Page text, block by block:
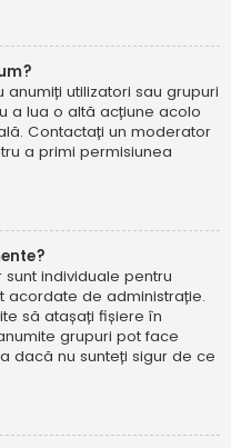
utilizatori sau grupuri
a lua o altă acțiune acolo
Contactați un moderator
a primi permisiunea
individuale pentru
acordate de administrație.
să atașați fișiere în
grupuri pot face
dacă nu sunteți sigur de ce